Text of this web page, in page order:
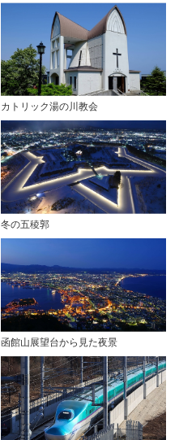
カトリック湯の川教会
冬の五稜郭
函館山展望台から見た夜景